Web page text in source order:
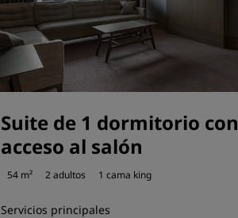
Suite de 1 dormitorio con
acceso al salón
54 m² 2 adultos 1 cama king
Servicios principales